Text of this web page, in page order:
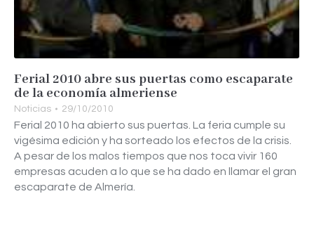
Ferial 2010 abre sus puertas como escaparate
de la economía almeriense
Noticias 29/10/2010
Ferial 2010 ha abierto sus puertas. La feria cumple su
vigésima edición y ha sorteado los efectos de la crisis.
A pesar de los malos tiempos que nos toca vivir 160
empresas acuden a lo que se ha dado en llamar el gran
escaparate de Almería.